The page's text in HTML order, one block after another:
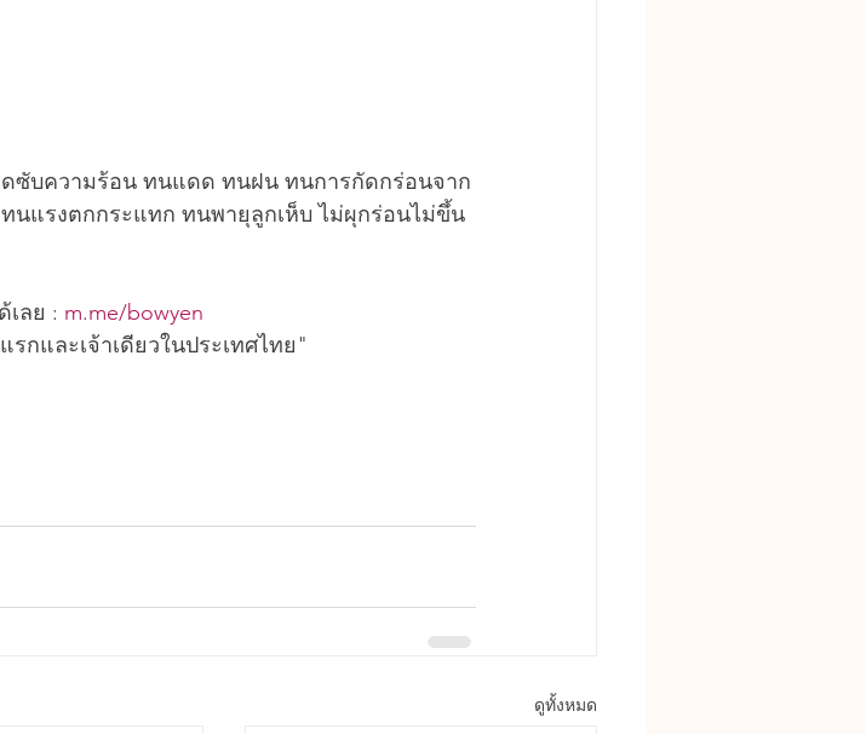
ดซับความร้อน ทนแดด ทนฝน ทนการกัดกร่อนจาก
ทนแรงตกกระแทก ทนพายุลูกเห็บ ไม่ผุกร่อนไม่ขึ้น
ลย : m.me/bowyen
กและเจ้าเดียวในประเทศไทย"
ดูทั้งหมด